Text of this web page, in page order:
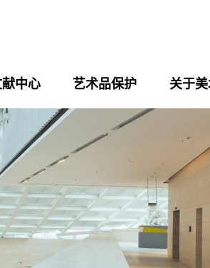
中心 艺术品保护 关于